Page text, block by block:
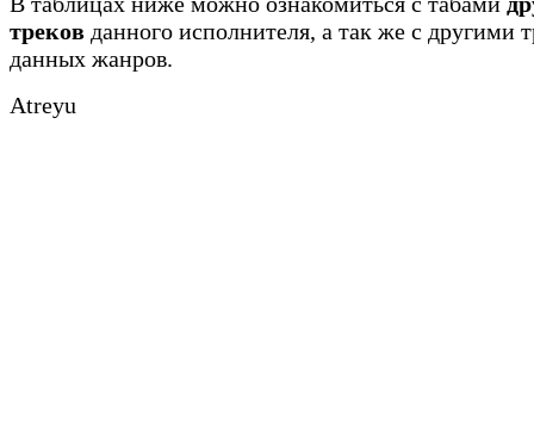
треков данного исполнителя, а так же с другими
данных жанров.
Atreyu